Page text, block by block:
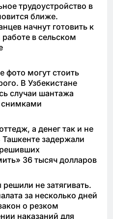
трудоустройство в
ближе.
начнут готовить к
в сельском
фото могут стоить
В Узбекистане
случаи шантажа
а денег так и не
Ташкенте задержали
36 тысяч долларов
не затягивать.
за несколько дней
о резком
наказаний для